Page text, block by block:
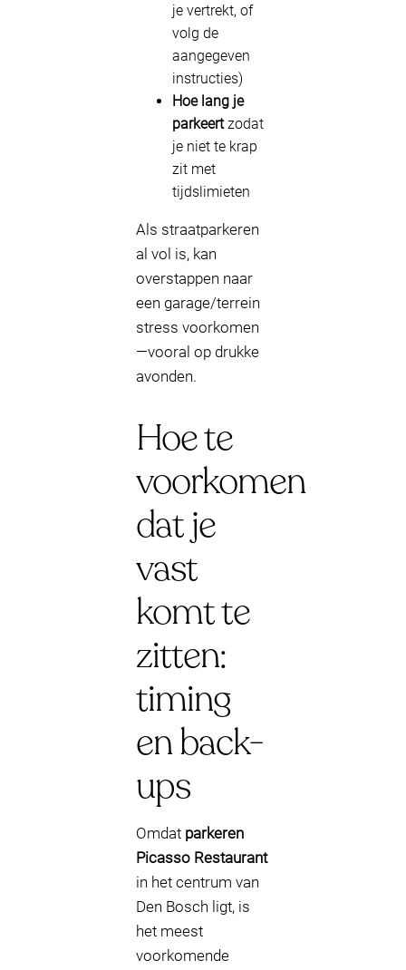
je vertrekt, of
volg de
aangegeven
instructies)
Hoe lang je
parkeertzodat
je niet te krap
zit met
tijdslimieten
Als straatparkeren
al vol is, kan
overstappen naar
een garage/terrein
stress voorkomen
—vooral op drukke
avonden.
Hoe te
voorkomen
dat je
vast
komt te
zitten:
timing
en back-
ups
Omdat parkeren
Picasso Restaurant
in het centrum van
Den Bosch ligt, is
het meest
voorkomende